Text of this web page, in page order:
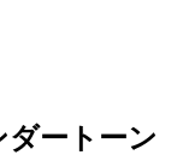
ートーン